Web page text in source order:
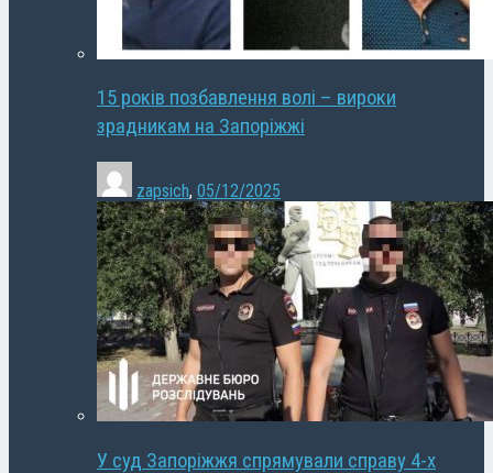
15 років позбавлення волі – вироки
зрадникам на Запоріжжі
zapsich, 05/12/2025
У суд Запоріжжя спрямували справу 4-х